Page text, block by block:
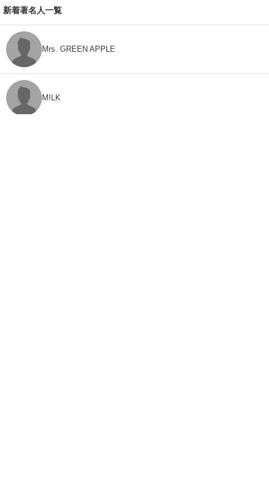
新着著名人一覧
Mrs. GREEN APPLE
M!LK